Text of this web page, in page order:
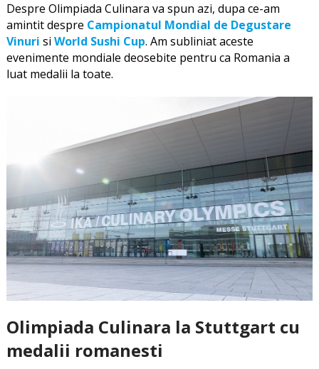
Despre Olimpiada Culinara va spun azi, dupa ce-am
amintit despre Campionatul Mondial de Degustare
Vinuri si World Sushi Cup. Am subliniat aceste
evenimente mondiale deosebite pentru ca Romania a
luat medalii la toate.
Olimpiada Culinara la Stuttgart cu
medalii romanesti